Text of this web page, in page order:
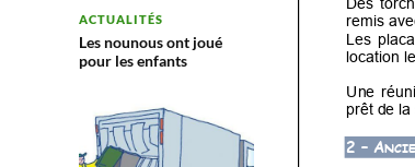
ACTUALITÉS
Les nounous ont joué
pour les enfants